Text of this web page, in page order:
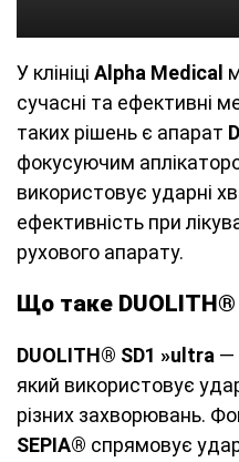
У клініці Alpha Medical
сучасні та ефективні
таких рішень є апарат
фокусуючим
використовує ударні
ефективність при
рухового апарату.
Що таке DUOLITH®
DUOLITH® SD1 »ultra —
який використовує
різних захворювань.
SEPIA® спрямовує